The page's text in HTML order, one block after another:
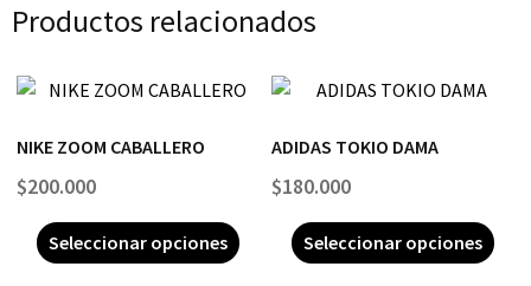
Productos relacionados
NIKE ZOOM CABALLERO
$200.000
Seleccionar opciones
ADIDAS TOKIO DAMA
$180.000
Seleccionar opciones